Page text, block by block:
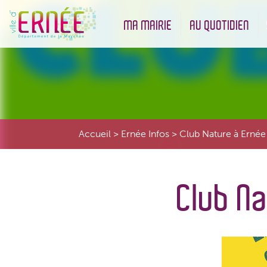
MA MAIRIE AU QUOTIDIEN
Accueil > Ernée Infos > Club Nature à Ernée
Club